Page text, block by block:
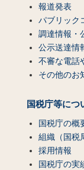
報道発表
パブリック
調達情報・
公示送達情
不審な電話
その他のお
国税庁等につ
国税庁の概
組織（国税
採用情報
国税庁の実